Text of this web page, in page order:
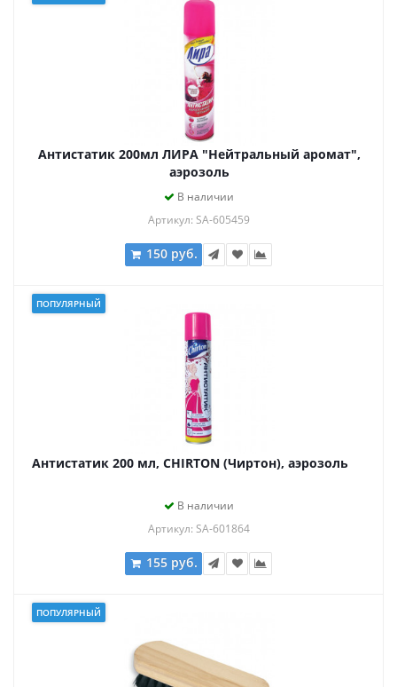
Антистатик 200мл ЛИРА "Нейтральный аромат",
аэрозоль
В наличии
Артикул: SA-605459
150 руб.
ПОПУЛЯРНЫЙ
Антистатик 200 мл, CHIRTON (Чиртон), аэрозоль
В наличии
Артикул: SA-601864
155 руб.
ПОПУЛЯРНЫЙ